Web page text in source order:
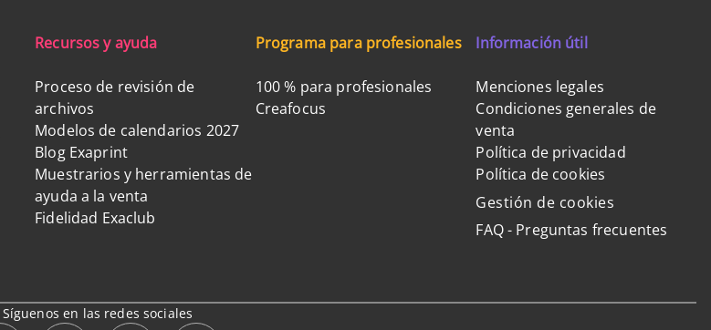
Recursos y ayuda
Proceso de revisión de
archivos
Modelos de calendarios 2027
Blog Exaprint
Muestrarios y herramientas de
ayuda a la venta
Fidelidad Exaclub
Programa para profesionales
100 % para profesionales
Creafocus
Información útil
Menciones legales
Condiciones generales de
venta
Política de privacidad
Política de cookies
Gestión de cookies
FAQ - Preguntas frecuentes
Síguenos en las redes sociales